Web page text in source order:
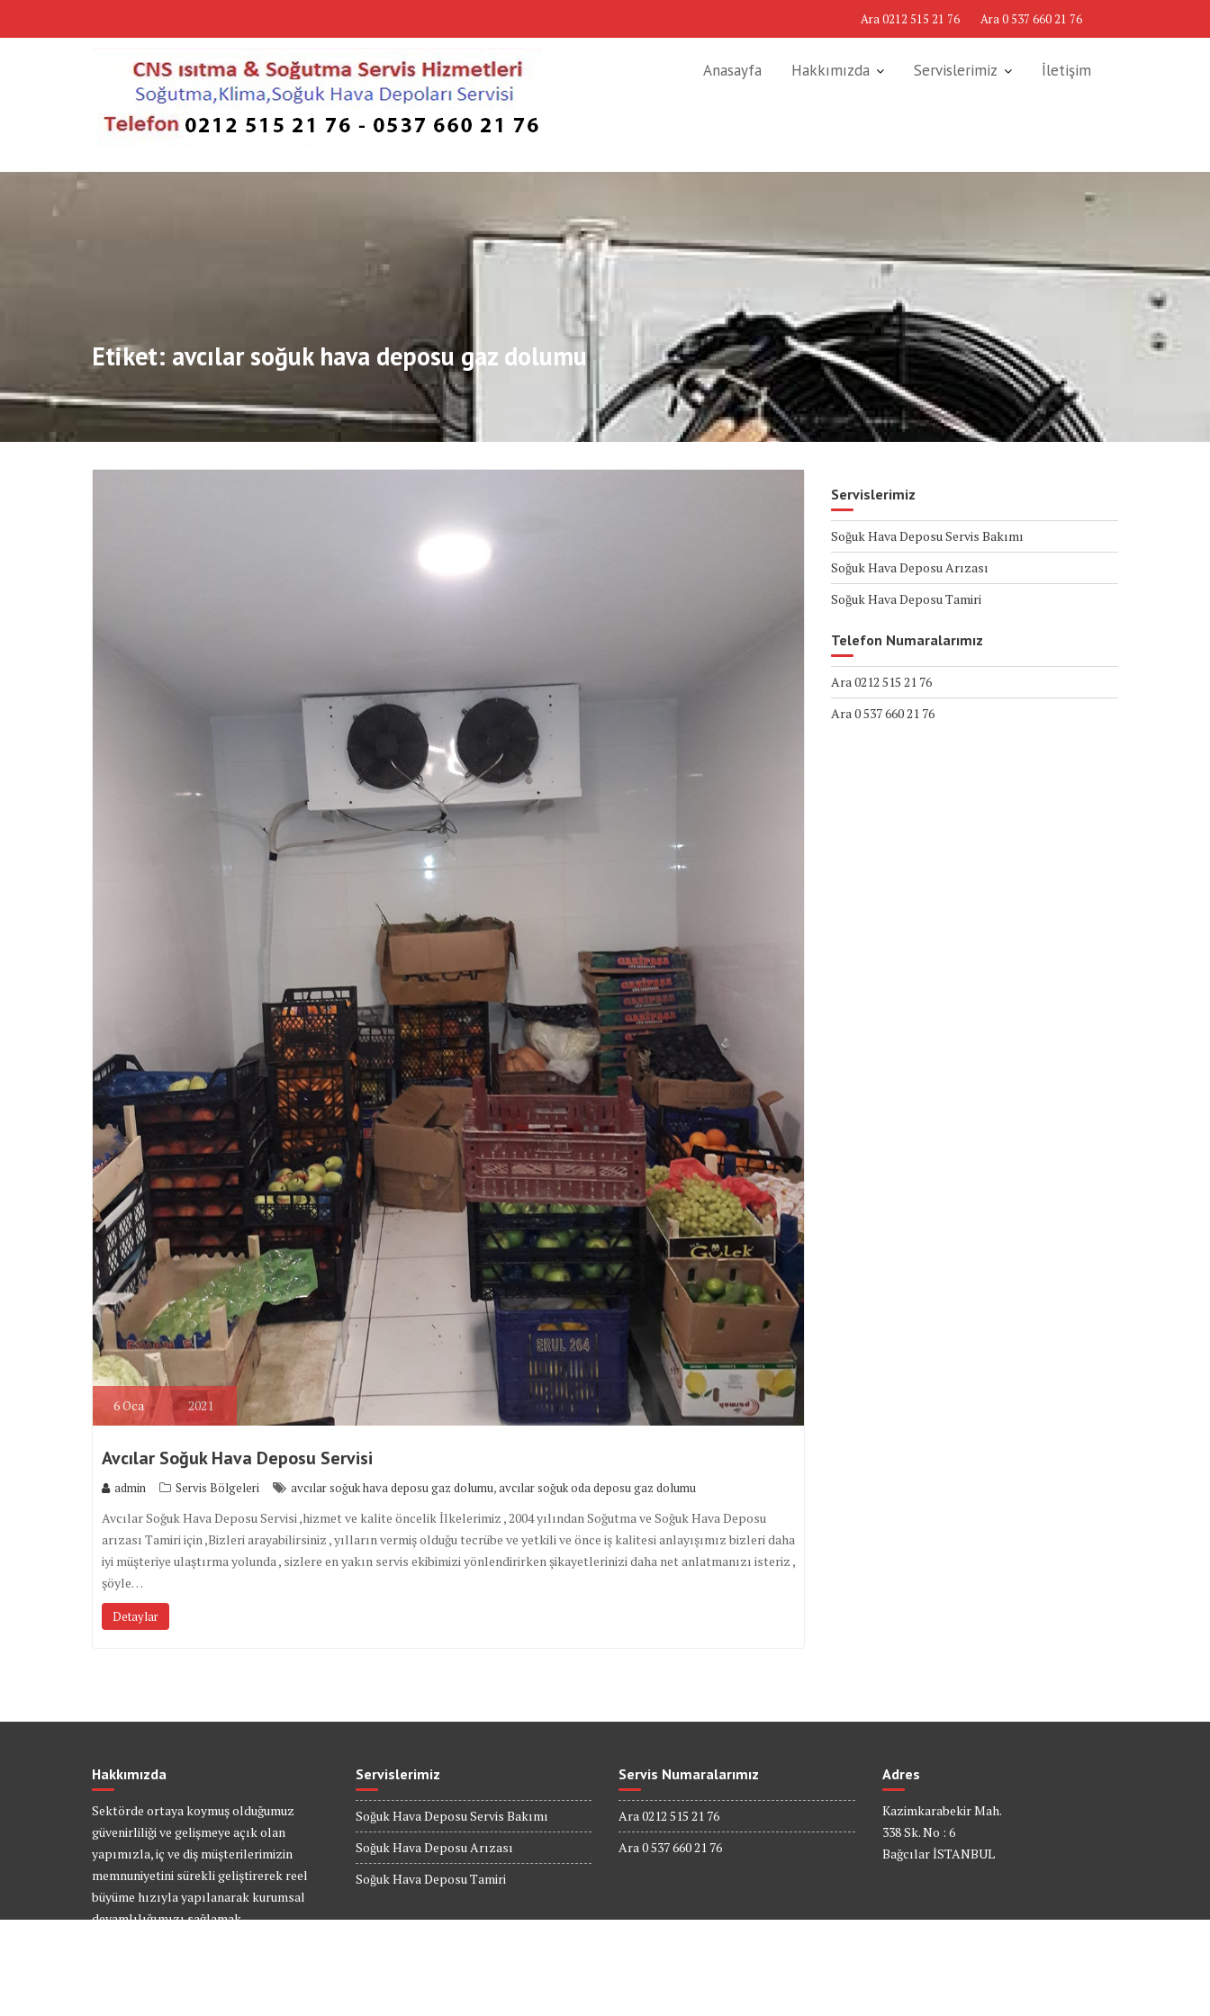
Ara 0212 515 21 76 Ara 0 537 660 21 76
Anasayfa Hakkımızda Servislerimiz İletişim
Etiket: avcılar soğuk hava deposu gaz dolumu
6Oca 2021
Avcılar Soğuk Hava Deposu Servisi
admin Servis Bölgeleri avcılar soğuk hava deposu gaz dolumu,avcılar soğuk oda deposu gaz dolumu
Avcılar Soğuk Hava Deposu Servisi ,hizmet ve kalite öncelik İlkelerimiz , 2004 yılından Soğutma ve Soğuk Hava Deposu
arızası Tamiri için ,Bizleri arayabilirsiniz , yılların vermiş olduğu tecrübe ve yetkili ve önce iş kalitesi anlayışımız bizleri daha
iyi müşteriye ulaştırma yolunda , sizlere en yakın servis ekibimizi yönlendirirken şikayetlerinizi daha net anlatmanızı isteriz ,
şöyle…
Detaylar
Servislerimiz
Soğuk Hava Deposu Servis Bakımı
Soğuk Hava Deposu Arızası
Soğuk Hava Deposu Tamiri
Telefon Numaralarımız
Ara 0212 515 21 76
Ara 0 537 660 21 76
Hakkımızda
Sektörde ortaya koymuş olduğumuz
güvenirliliği ve gelişmeye açık olan
yapımızla, iç ve diş müşterilerimizin
memnuniyetini sürekli geliştirerek reel
büyüme hızıyla yapılanarak kurumsal
devamlılığımızı sağlamak
Servislerimiz
Soğuk Hava Deposu Servis Bakımı
Soğuk Hava Deposu Arızası
Soğuk Hava Deposu Tamiri
Servis Numaralarımız
Ara 0212 515 21 76
Ara 0 537 660 21 76
Adres
Kazimkarabekir Mah.
338 Sk. No : 6
Bağcılar İSTANBUL